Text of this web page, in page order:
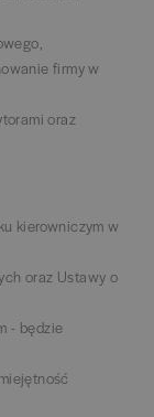
firmy w
oraz
kierowniczym w
oraz Ustawy o
- będzie